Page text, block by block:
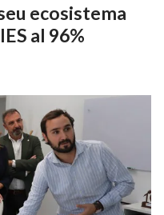
ecosistema
al 96%